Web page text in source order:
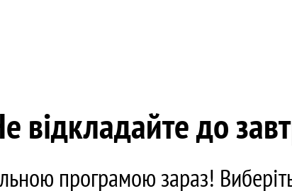
відкладайте до
програмою зараз!